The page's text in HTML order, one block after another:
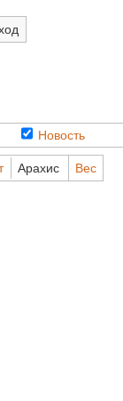
Новость
Арахис Вес